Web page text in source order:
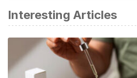
García, F. F., & Álvarez, D. R. (2008).
influencia urbana en Madrid y su
Estudios Geográficos, 69(265), 495-
Indoor, C. (2007). La Importancia
Simposio Virtual.
Interesting Articles